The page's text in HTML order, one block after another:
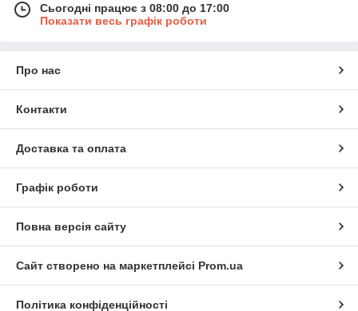
Сьогодні працює з 08:00 до 17:00
Показати весь графік роботи
Про нас
Контакти
Доставка та оплата
Графік роботи
Повна версія сайту
Сайт створено на маркетплейсі Prom.ua
Політика конфіденційності